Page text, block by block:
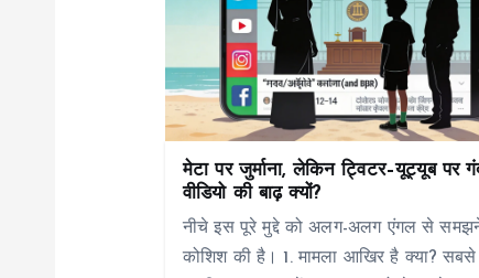
मेटा पर जुर्माना, लेकिन ट्विटर–यूट्यूब पर
वीडियो की बाढ़ क्यों?
नीचे इस पूरे मुद्दे को अलग-अलग एंगल से
कोशिश की है। 1. मामला आखिर है क्या?